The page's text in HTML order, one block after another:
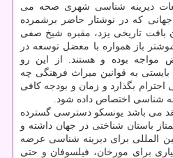
دیرینه شناسی شهری صحه می
كه در نوشتار حاضر برشمرده
بافت تاریخی یزد، مقبره شیخ صفی
شوشتر باز همواره با معضل توسعه در
مواجه بوده و هستند. از این رو
به قوانین میراث فرهنگی چه
بگذارد و زمان و بودجه كافی
شناسی اختصاص داده شود.
می باشد یونسكو دسترسی گسترده
باستان شناختی در جهان داشته و
المللی برای دیرینه شناسی عرضه
برای مورخان، فیلسوفان و حتی